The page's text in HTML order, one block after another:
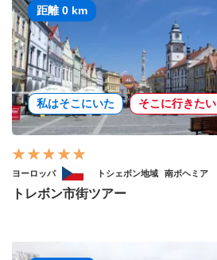
距離 0 km
私はそこにいた そこに行きたい
ヨーロッパ トシェボン地域 南ボヘミア
トレボン市街ツアー